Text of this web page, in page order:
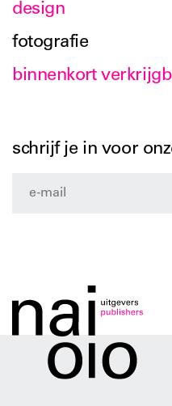
design
fotografie
binnenkort
schrijf je in voor